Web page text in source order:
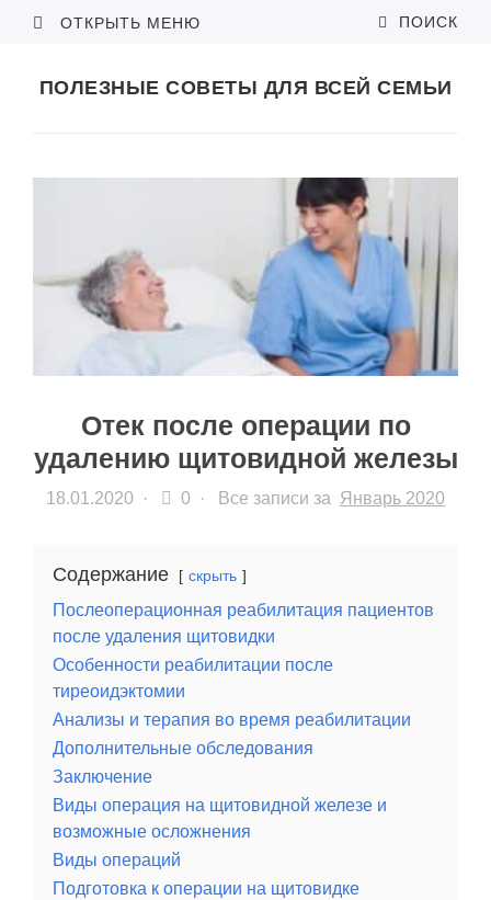
ОТКРЫТЬ МЕНЮ ПОИСК
ПОЛЕЗНЫЕ СОВЕТЫ ДЛЯ ВСЕЙ СЕМЬИ
Отек после операции по
удалению щитовидной железы
18.01.2020 · 0 · Все записи за Январь 2020
Содержание скрыть
Послеоперационная реабилитация пациентов
после удаления щитовидки
Особенности реабилитации после
тиреоидэктомии
Анализы и терапия во время реабилитации
Дополнительные обследования
Заключение
Виды операция на щитовидной железе и
возможные осложнения
Виды операций
Подготовка к операции на щитовидке